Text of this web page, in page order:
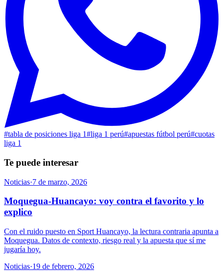
#tabla de posiciones liga 1#liga 1 perú#apuestas fútbol perú#cuotas
liga 1
Te puede interesar
Noticias·7 de marzo, 2026
Moquegua-Huancayo: voy contra el favorito y lo
explico
Con el ruido puesto en Sport Huancayo, la lectura contraria apunta a
Moquegua. Datos de contexto, riesgo real y la apuesta que sí me
jugaría hoy.
Noticias·19 de febrero, 2026